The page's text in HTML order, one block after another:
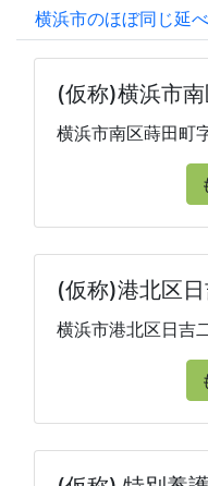
横浜市のほぼ同じ延
(仮称)横浜市
横浜市南区蒔田町
(仮称)港北区
横浜市港北区日吉